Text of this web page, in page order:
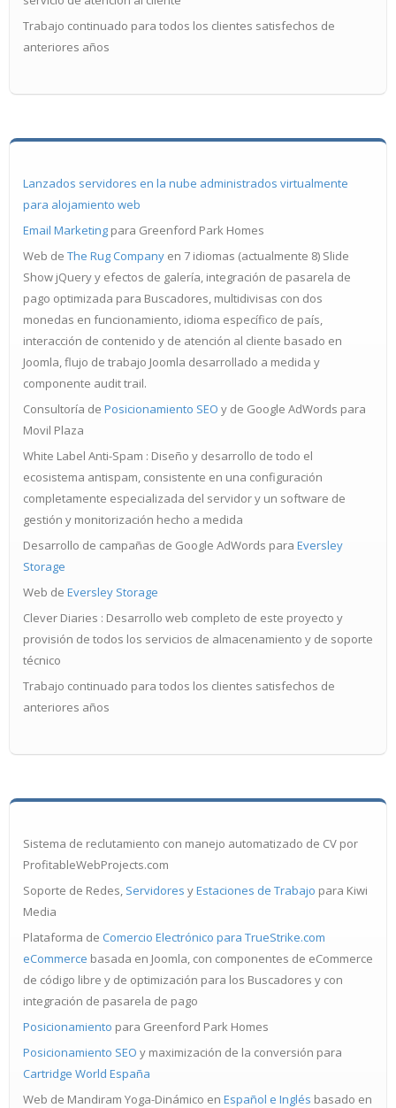
Trabajo continuado para todos los clientes satisfechos de
anteriores años
Lanzados servidores en la nube administrados virtualmente
para alojamiento web
Email Marketing para Greenford Park Homes
Web de The Rug Company en 7 idiomas (actualmente 8) Slide
Show jQuery y efectos de galería, integración de pasarela de
pago optimizada para Buscadores, multidivisas con dos
monedas en funcionamiento, idioma específico de país,
interacción de contenido y de atención al cliente basado en
Joomla, flujo de trabajo Joomla desarrollado a medida y
componente audit trail.
Consultoría de Posicionamiento SEO y de Google AdWords para
Movil Plaza
White Label Anti-Spam : Diseño y desarrollo de todo el
ecosistema antispam, consistente en una configuración
completamente especializada del servidor y un software de
gestión y monitorización hecho a medida
Desarrollo de campañas de Google AdWords para Eversley
Storage
Web de Eversley Storage
Clever Diaries : Desarrollo web completo de este proyecto y
provisión de todos los servicios de almacenamiento y de soporte
técnico
Trabajo continuado para todos los clientes satisfechos de
anteriores años
Sistema de reclutamiento con manejo automatizado de CV por
ProfitableWebProjects.com
Soporte de Redes, Servidores yEstaciones de Trabajo para Kiwi
Media
Plataforma de Comercio Electrónico para TrueStrike.com
eCommerce basada en Joomla, con componentes de eCommerce
de código libre y de optimización para los Buscadores y con
integración de pasarela de pago
Posicionamiento para Greenford Park Homes
Posicionamiento SEO y maximización de la conversión para
Cartridge World España
Web de Mandiram Yoga-Dinámico en Español e Inglés basado en